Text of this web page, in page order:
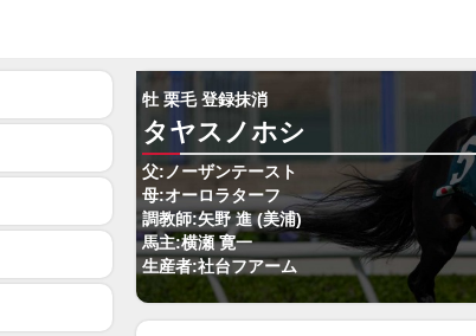
牡 栗毛 登録抹消
タヤスノホシ
父:ノーザンテースト
母:オーロラターフ
調教師:矢野 進 (美浦)
馬主:横瀬 寛一
生産者:社台フアーム